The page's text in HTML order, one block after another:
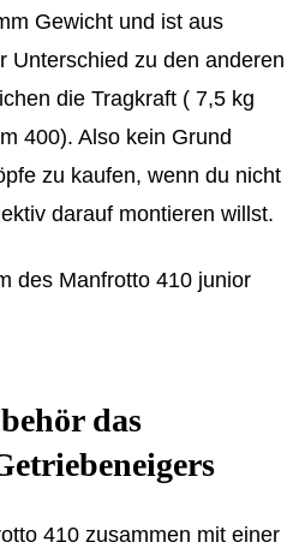
Gewicht und ist aus
Unterschied zu den anderen
die Tragkraft ( 7,5 kg
400). Also kein Grund
zu kaufen, wenn du nicht
darauf montieren willst.
das
410 zusammen mit einer